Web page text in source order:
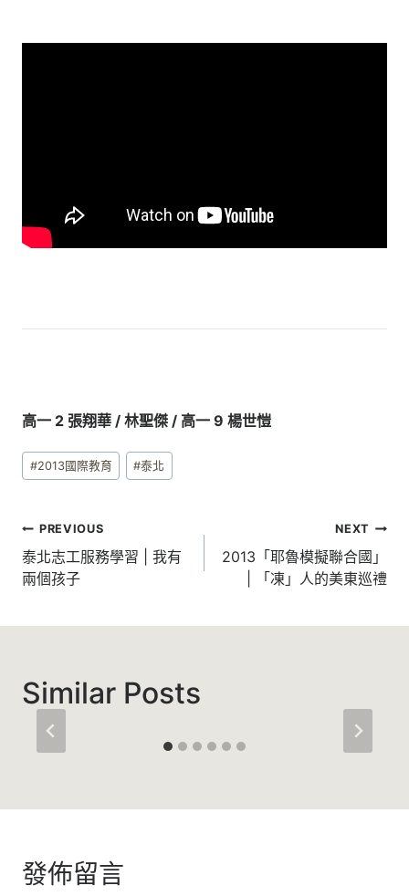
高一 2 張翔華 / 林聖傑 / 高一 9 楊世愷
Post
Tags:
#2013國際教育 #泰北
文
章
導
覽
PREVIOUS
泰北志工服務學習 | 我有
兩個孩子
NEXT
2013「耶魯模擬聯合國」
| 「凍」人的美東巡禮
Similar Posts
發佈留言